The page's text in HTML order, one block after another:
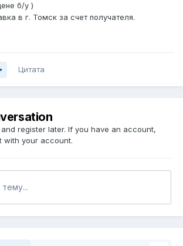
б/у )
в г. Томск за счет получателя.
Цитата
register later. If you have an account,
with your account.